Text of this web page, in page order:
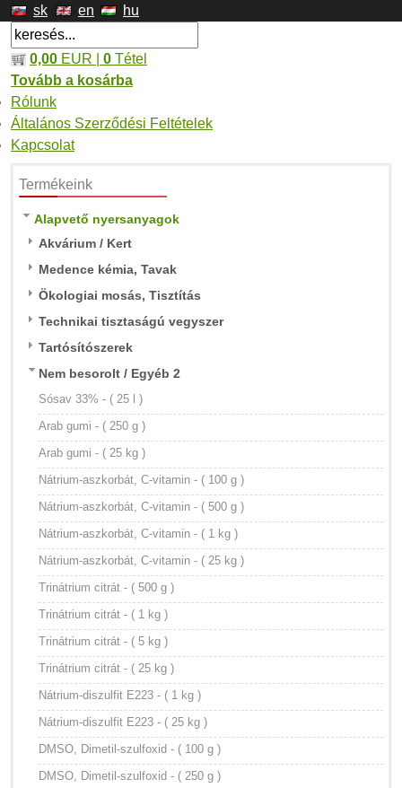
sk en hu
0,00 EUR | 0 Tétel
Tovább a kosárba
Rólunk
Általános Szerződési Feltételek
Kapcsolat
Termékeink
Alapvető nyersanyagok
Akvárium / Kert
Medence kémia, Tavak
Ökologiai mosás, Tisztítás
Technikai tisztaságú vegyszer
Tartósítószerek
Nem besorolt / Egyéb 2
Sósav 33% - ( 25 l )
Arab gumi - ( 250 g )
Arab gumi - ( 25 kg )
Nátrium-aszkorbát, C-vitamin - ( 100 g )
Nátrium-aszkorbát, C-vitamin - ( 500 g )
Nátrium-aszkorbát, C-vitamin - ( 1 kg )
Nátrium-aszkorbát, C-vitamin - ( 25 kg )
Trinátrium citrát - ( 500 g )
Trinátrium citrát - ( 1 kg )
Trinátrium citrát - ( 5 kg )
Trinátrium citrát - ( 25 kg )
Nátrium-diszulfit E223 - ( 1 kg )
Nátrium-diszulfit E223 - ( 25 kg )
DMSO, Dimetil-szulfoxid - ( 100 g )
DMSO, Dimetil-szulfoxid - ( 250 g )